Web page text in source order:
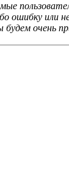
ошибку или
будем очень